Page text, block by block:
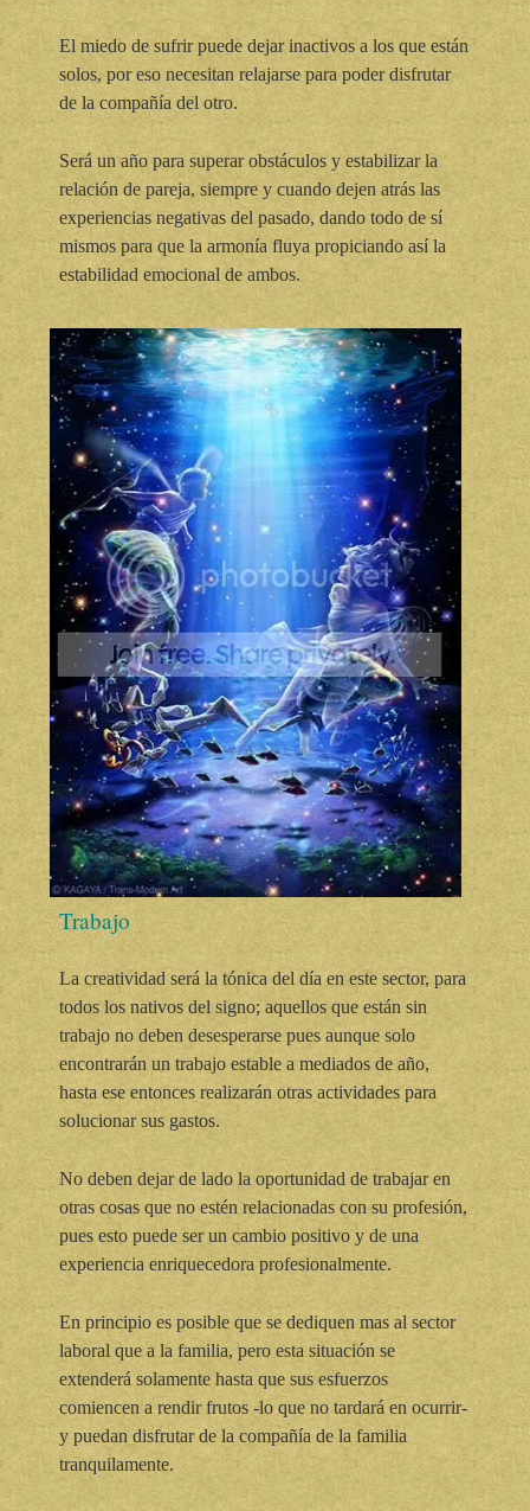
El miedo de sufrir puede dejar inactivos a los que están
solos, por eso necesitan relajarse para poder disfrutar
de la compañía del otro.
Será un año para superar obstáculos y estabilizar la
relación de pareja, siempre y cuando dejen atrás las
experiencias negativas del pasado, dando todo de sí
mismos para que la armonía fluya propiciando así la
estabilidad emocional de ambos.
Trabajo
La creatividad será la tónica del día en este sector, para
todos los nativos del signo; aquellos que están sin
trabajo no deben desesperarse pues aunque solo
encontrarán un trabajo estable a mediados de año,
hasta ese entonces realizarán otras actividades para
solucionar sus gastos.
No deben dejar de lado la oportunidad de trabajar en
otras cosas que no estén relacionadas con su profesión,
pues esto puede ser un cambio positivo y de una
experiencia enriquecedora profesionalmente.
En principio es posible que se dediquen mas al sector
laboral que a la familia, pero esta situación se
extenderá solamente hasta que sus esfuerzos
comiencen a rendir frutos -lo que no tardará en ocurrir-
y puedan disfrutar de la compañía de la familia
tranquilamente.